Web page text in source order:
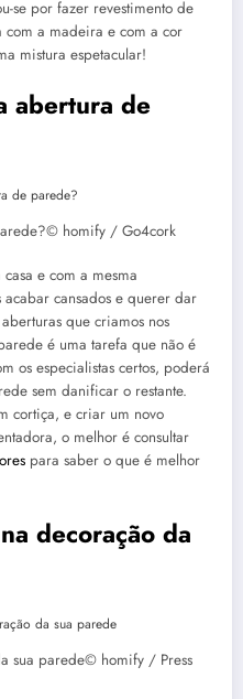
se por fazer revestimento de
com a madeira e com a cor
mistura espetacular!
abertura de
homify / Go4cork
e com a mesma
cansados e querer dar
que criamos nos
é uma tarefa que não é
os especialistas certos, poderá
sem danificar o restante.
cortiça, e criar um novo
o melhor é consultar
para saber o que é melhor
decoração da
sua parede© homify / Press